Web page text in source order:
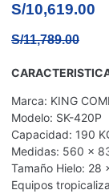
S/10,619.00
S/11,789.00
Marca: KING
Modelo: SK-420P
Capacidad: 190
Medidas: 560 x
Tamaño Hielo: 28
Equipos